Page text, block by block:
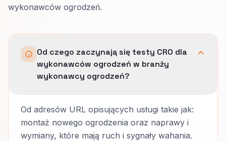
wykonawców ogrodzeń.
Od czego zaczynają się testy CRO dla
wykonawców ogrodzeń w branży
wykonawcy ogrodzeń?
Od adresów URL opisujących usługi takie jak:
montaż nowego ogrodzenia oraz naprawy i
wymiany, które mają ruch i sygnały wahania.